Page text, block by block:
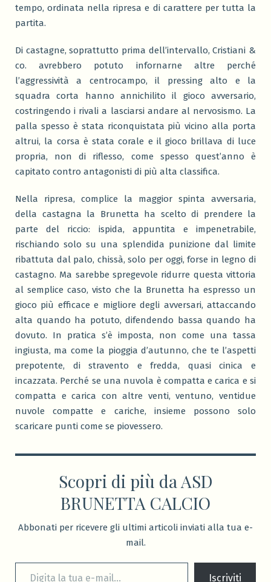
tempo, ordinata nella ripresa e di carattere per tutta la
partita.
Di castagne, soprattutto prima dell’intervallo, Cristiani &
co. avrebbero potuto infornarne altre perché
l’aggressività a centrocampo, il pressing alto e la
squadra corta hanno annichilito il gioco avversario,
costringendo i rivali a lasciarsi andare al nervosismo. La
palla spesso è stata riconquistata più vicino alla porta
altrui, la corsa è stata corale e il gioco brillava di luce
propria, non di riflesso, come spesso quest’anno è
capitato contro antagonisti di più alta classifica.
Nella ripresa, complice la maggior spinta avversaria,
della castagna la Brunetta ha scelto di prendere la
parte del riccio: ispida, appuntita e impenetrabile,
rischiando solo su una splendida punizione dal limite
ribattuta dal palo, chissà, solo per oggi, forse in legno di
castagno. Ma sarebbe spregevole ridurre questa vittoria
al semplice caso, visto che la Brunetta ha espresso un
gioco più efficace e migliore degli avversari, attaccando
alta quando ha potuto, difendendo bassa quando ha
dovuto. In pratica s’è imposta, non come una tassa
ingiusta, ma come la pioggia d’autunno, che te l’aspetti
prepotente, di stravento e fredda, quasi cinica e
incazzata. Perché se una nuvola è compatta e carica e si
compatta e carica con altre venti, ventuno, ventidue
nuvole compatte e cariche, insieme possono solo
scaricare punti come se piovessero.
Scopri di più da ASD
BRUNETTA CALCIO
Abbonati per ricevere gli ultimi articoli inviati alla tua e-
mail.
Digita la tua e-mail...
Iscriviti